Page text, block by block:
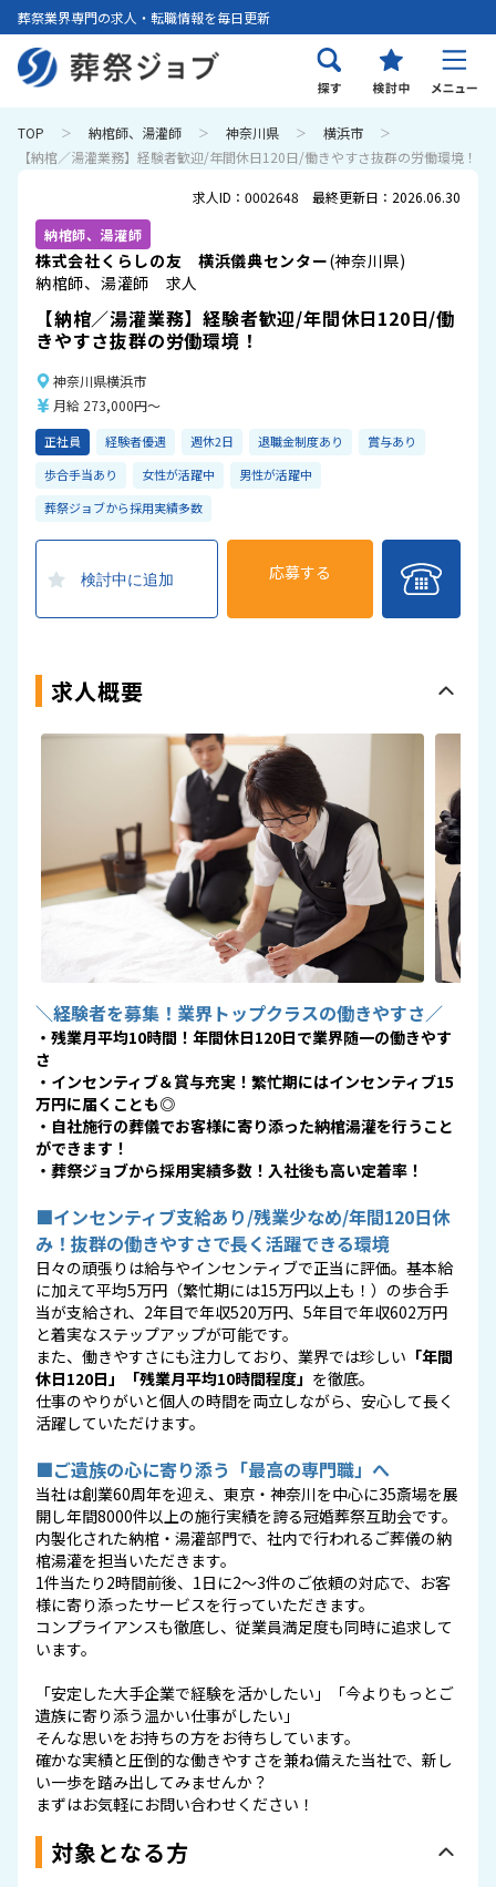
葬祭業界専門の求人・転職情報を毎日更新
TOP 納棺師、湯灌師 神奈川県
横浜市
【納棺／湯灌業務】経験者歓迎/年間休日120日/働きやすさ抜群の労働環境！
求人ID：0002648 最終更新日：2026.06.30
納棺師、湯灌師
株式会社くらしの友 横浜儀典センター(神奈川県)
納棺師、湯灌師 求人
【納棺／湯灌業務】経験者歓迎/年間休日120日/働
きやすさ抜群の労働環境！
神奈川県横浜市
月給 273,000円～
正社員 経験者優遇 週休2日 退職金制度あり
賞与あり
歩合手当あり
女性が活躍中
男性が活躍中
葬祭ジョブから採用実績多数
検討中に追加 応募する
求人概要
＼経験者を募集！業界トップクラスの働きやすさ／
・残業月平均10時間！年間休日120日で業界随一の働きやす
さ
・インセンティブ＆賞与充実！繁忙期にはインセンティブ15
万円に届くことも◎
・自社施行の葬儀でお客様に寄り添った納棺湯灌を行うこと
ができます！
・葬祭ジョブから採用実績多数！入社後も高い定着率！
■インセンティブ支給あり/残業少なめ/年間120日休
み！抜群の働きやすさで長く活躍できる環境
日々の頑張りは給与やインセンティブで正当に評価。基本給
に加えて平均5万円（繁忙期には15万円以上も！）の歩合手
当が支給され、2年目で年収520万円、5年目で年収602万円
と着実なステップアップが可能です。
また、働きやすさにも注力しており、業界では珍しい 「年間
休日120日」「残業月平均10時間程度」 を徹底。
仕事のやりがいと個人の時間を両立しながら、安心して長く
活躍していただけます。
■ご遺族の心に寄り添う「最高の専門職」へ
当社は創業60周年を迎え、東京・神奈川を中心に35斎場を展
開し年間8000件以上の施行実績を誇る冠婚葬祭互助会です。
内製化された納棺・湯灌部門で、社内で行われるご葬儀の納
棺湯灌を担当いただきます。
1件当たり2時間前後、1日に2～3件のご依頼の対応で、お客
様に寄り添ったサービスを行っていただきます。
コンプライアンスも徹底し、従業員満足度も同時に追求して
います。
「安定した大手企業で経験を活かしたい」「今よりもっとご
遺族に寄り添う温かい仕事がしたい」
――そんな思いをお持ちの方をお待ちしています。
確かな実績と圧倒的な働きやすさを兼ね備えた当社で、新し
い一歩を踏み出してみませんか？
まずはお気軽にお問い合わせください！
対象となる方